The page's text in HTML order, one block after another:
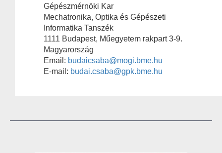
Gépészmérnöki Kar
Mechatronika, Optika és Gépészeti
Informatika Tanszék
1111 Budapest, Műegyetem rakpart 3-9.
Magyarország
Email: budaicsaba@mogi.bme.hu
E-mail: budai.csaba@gpk.bme.hu